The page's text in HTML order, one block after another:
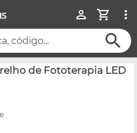
código...
de Fototerapia LED